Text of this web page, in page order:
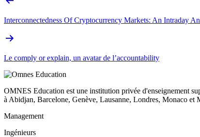
Interconnectedness Of Cryptocurrency Markets: An Intraday
Le comply or explain, un avatar de l’accountability
OMNES Education est une institution privée d'enseignement
à Abidjan, Barcelone, Genève, Lausanne, Londres, Monaco
Management
Ingénieurs